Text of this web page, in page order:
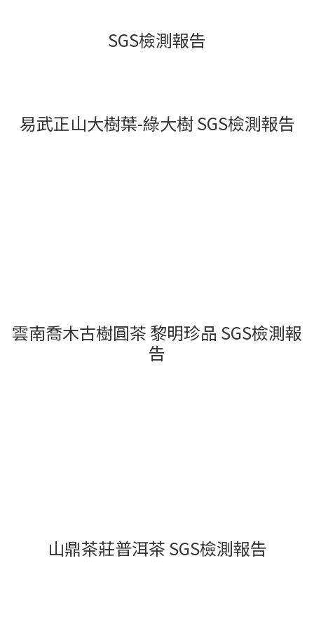
SGS檢測報告
易武正山大樹葉-綠大樹 SGS檢測報告
雲南喬木古樹圓茶 黎明珍品 SGS檢測報
告
山鼎茶莊普洱茶 SGS檢測報告